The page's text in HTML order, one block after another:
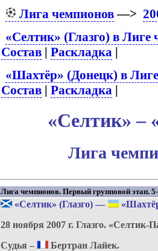
Лига чемпионов—>
«Селтик» (Глазго) в Лиге
Состав |Раскладка |
«Шахтёр» (Донецк) в
Состав |Раскладка |
«Селтик» –
Лига
Лига чемпионов. Первый групповой этап.
«Селтик» (Глазго)—
28 ноября 2007 г. Глазго. «Селтик-
Судья –
Бертран Лайек.